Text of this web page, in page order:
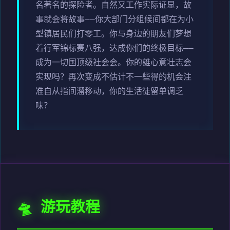
名著名的探险者。自然又工作实际证显，故
事就会将故事——你大部门分组候间都在为小
型镇居民们打零工。你与身边的朋友们梦想
着行军锦标赛八强，达成你们的终极目标——
成为一切国顶级社会会。你的雄心意壮志会
实现吗？再次变成不估计不一些得的机会注
准自从指间溜移动，你的生活徒留单调乏
味？
🛸 游玩教程